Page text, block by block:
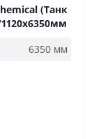
(Танк
6350 мм